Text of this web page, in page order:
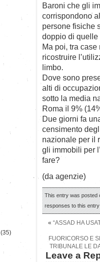
Baroni che gli
corrispondono
persone fisiche
doppio di quelle
Ma poi, tra
ricostruire
limbo.
Dove sono
alti di
sotto la media
Roma il 9%
Due giorni fa
censimento
nazionale per il
gli immobili per
fare?
(da agenzie)
This entry was posted
responses to this
« “ASSAD HA
FUORICORSO E
TRIBUNALE LE
Leave a
(35)